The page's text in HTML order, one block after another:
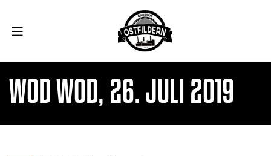
WOD WOD, 26. JULI 2019